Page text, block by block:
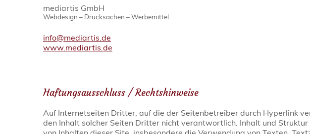
mediartis GmbH
Webdesign – Drucksachen – Werbemittel
info@mediartis.de
www.mediartis.de
Haftungsausschluss / Rechtshinweise
Auf Internetseiten Dritter, auf die der Seitenbetreiber durch Hyperlink
den Inhalt solcher Seiten Dritter nicht verantwortlich. Inhalt und